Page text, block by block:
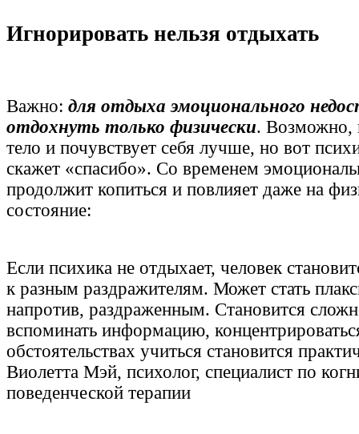
Игнорировать нельзя отдыхать
Важно: для отдыха эмоционального
отдохнуть только физически. Возможно,
тело и почувствует себя лучше, но вот
скажет «спасибо». Со временем
продолжит копиться и повлияет даже на
состояние:
Если психика не отдыхает, человек
к разным раздражителям. Может стать
напротив, раздраженным. Становится
вспоминать информацию,
обстоятельствах учиться становится
Виолетта Мэй, психолог, специалист по
поведенческой терапии